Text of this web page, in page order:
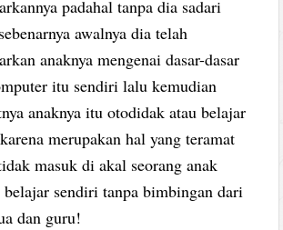
padahal tanpa dia sadari
awalnya dia telah
anaknya mengenai dasar-dasar
itu sendiri lalu kemudian
anaknya itu otodidak atau belajar
merupakan hal yang teramat
masuk di akal seorang anak
belajar sendiri tanpa bimbingan dari
dan guru!